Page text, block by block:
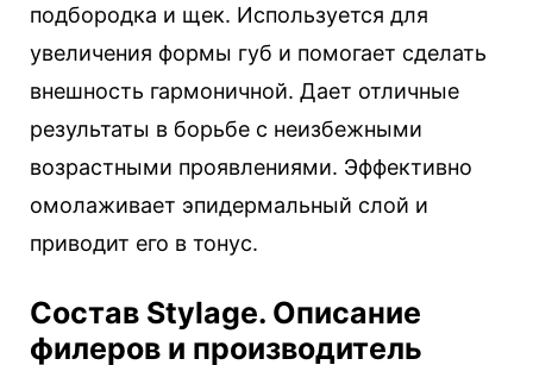
подбородка и щек. Используется для
увеличения формы губ и помогает сделать
внешность гармоничной. Дает отличные
результаты в борьбе с неизбежными
возрастными проявлениями. Эффективно
омолаживает эпидермальный слой и
приводит его в тонус.
Состав Stylage. Описание
филеров и производитель